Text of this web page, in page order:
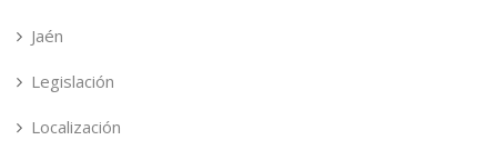
Jaén
Legislación
Localización